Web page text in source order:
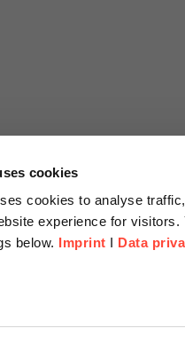
cookies
cookies to analyse
experience for
below. Imprint I Data
Kontakt